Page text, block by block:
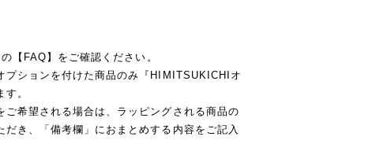
【FAQ】をご確認ください。
プションを付けた商品のみ『HIMITSUKICHIオ
。
ご希望される場合は、ラッピングされる商品の
き、「備考欄」におまとめする内容をご記入